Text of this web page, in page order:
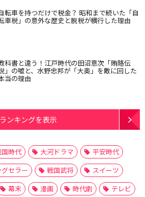
転車を持つだけで税金？ 昭和まで続いた「自
車税」の意外な歴史と脱税が横行した理由
科書と違う！江戸時代の田沼意次「賄賂伝
」の嘘と、水野忠邦が「大奥」を敵に回した
当の理由
ランキングを表示
時代 大河ドラマ
平安時代
セラー 戦国武将
スイーツ
幕末 漫画 時代劇
テレビ